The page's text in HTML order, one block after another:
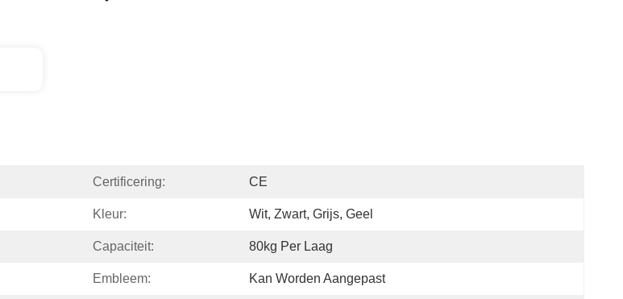
Certificering: CE
Kleur: Wit, Zwart, Grijs, Geel
Capaciteit: 80kg Per Laag
Embleem: Kan Worden Aangepast